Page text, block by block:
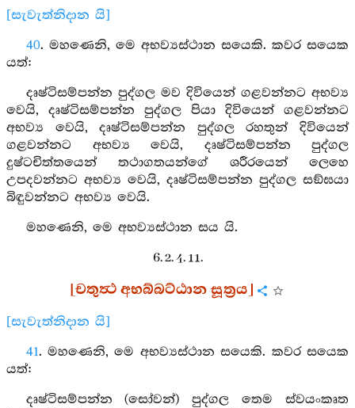
[සැවැත්නිදාන යි]
40. මහණෙනි, මෙ අභව්‍යස්ථාන සයෙකි. කවර සයෙක
යත්:
දෘෂ්ටිසම්පන්න පුද්ගල මව දිවියෙන් ගළවන්නට අභව්‍ය
වෙයි, දෘෂ්ටිසම්පන්න පුද්ගල පියා දිවියෙන් ගළවන්නට
අභව්‍ය වෙයි, දෘෂ්ටිසම්පන්න පුද්ගල රහතුන් දිවියෙන්
ගළවන්නට අභව්‍ය වෙයි, දෘෂ්ටිසම්පන්න පුද්ගල
දුෂ්ටචිත්තයෙන් තථාගතයන්ගේ ශරීරයෙන් ලෙහෙ
උපදවන්නට අභව්‍ය වෙයි, දෘෂ්ටිසම්පන්න පුද්ගල සඞ්ඝයා
බිඳුවන්නට අභව්‍ය වෙයි.
මහණෙනි, මෙ අභව්‍යස්ථාන සය යි.
6. 2. 4. 11.
[චතුත්‍ථ අභබ්බට්ඨාන සූත්‍රය]
[සැවැත්නිදාන යි]
41. මහණෙනි, මෙ අභව්‍යස්ථාන සයෙකි. කවර සයෙක
යත්:
දෘෂ්ටිසම්පන්න (සෝවන්) පුද්ගල තෙම ස්වයංකෘත